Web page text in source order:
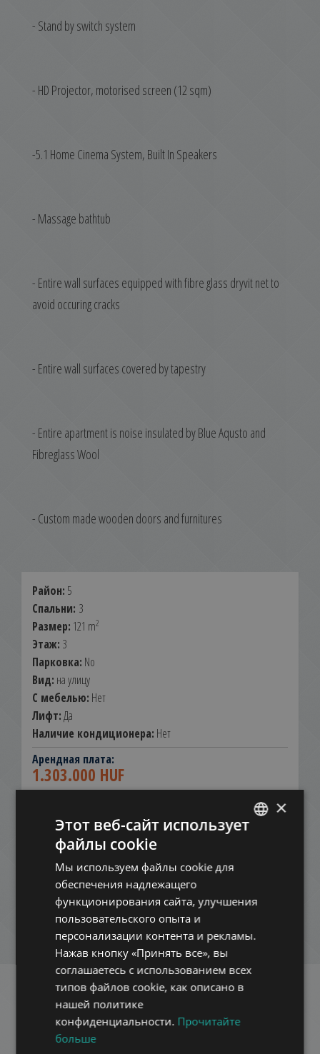
- Stand by switch system
- HD Projector, motorised screen (12 sqm)
-5.1 Home Cinema System, Built In Speakers
- Massage bathtub
- Entire wall surfaces equipped with fibre glass dryvit net to
avoid occuring cracks
- Entire wall surfaces covered by tapestry
- Entire apartment is noise insulated by Blue Aqusto and
Fibreglass Wool
- Custom made wooden doors and furnitures
Район: 5
Спальни: 3
Размер: 121 m2
Этаж: 3
Парковка: No
Вид: на улицу
С мебелью: Нет
Лифт:Да
Наличие кондиционера: Нет
Арендная плата:
1.303.000 HUF
3.600 EUR
Контактная информация:
+36 1 354 0980
ДОБАВИТЬ В СПИСОК
СКАЧАТЬ PDF
НОВЫЙ ПОИСК
Похожие квартиры вБудапеште
HUNGARIAN
ITALIAN
SPANISH
RUSSIAN
×
Этот веб-сайт использует
файлы cookie
Мы используем файлы cookie для
обеспечения надлежащего
функционирования сайта, улучшения
пользовательского опыта и
персонализации контента и рекламы.
Нажав кнопку «Принять все», вы
соглашаетесь с использованием всех
типов файлов cookie, как описано в
нашей политике
конфиденциальности. Прочитайте
больше